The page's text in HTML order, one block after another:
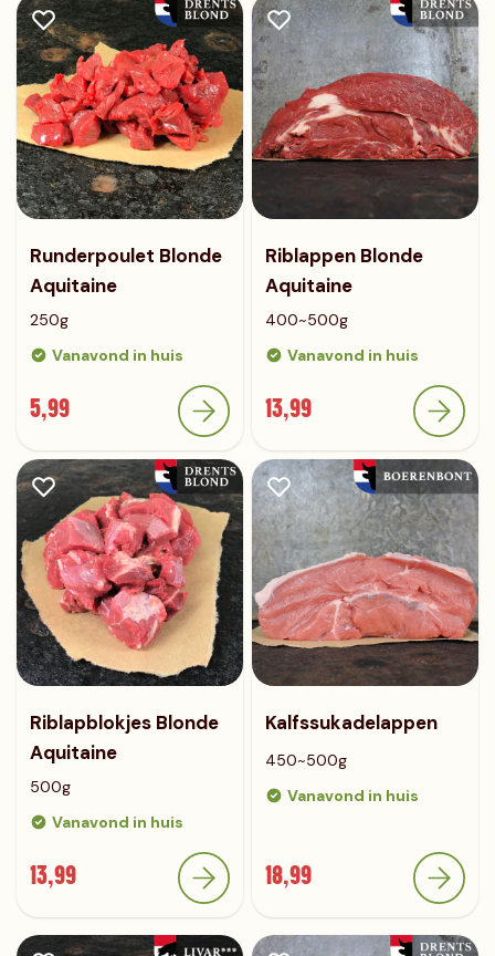
Runderpoulet Blonde
Aquitaine
250g
Vanavond in huis
5,99
Riblappen Blonde
Aquitaine
400~500g
Vanavond in huis
13,99
Riblapblokjes Blonde
Aquitaine
500g
Vanavond in huis
13,99
Kalfssukadelappen
450~500g
Vanavond in huis
18,99